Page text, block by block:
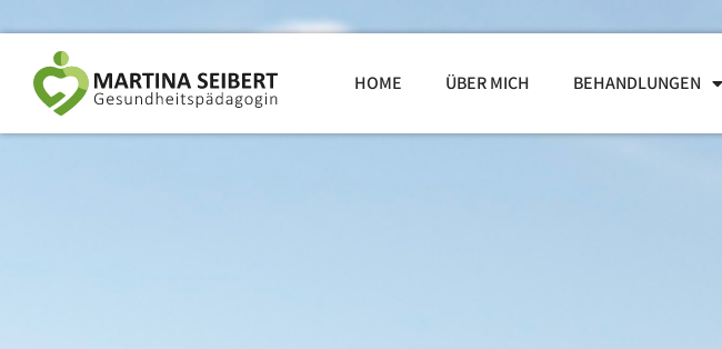
HOME ÜBER MICH BEHANDLUNGEN